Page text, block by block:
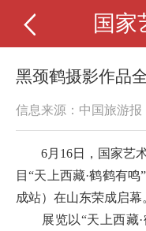
国家
黑颈鹤摄影作品
信息来源：中国旅游报
6月16日，国家艺术
目“天上西藏·鹤鹤有
成站）在山东荣成启幕
展览以“天上西藏·